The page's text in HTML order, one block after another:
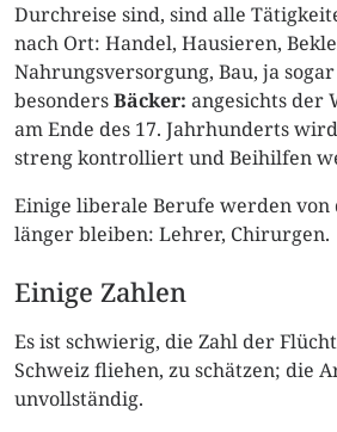
Durchreise sind, sind alle
nach Ort: Handel, Hausieren,
Nahrungsversorgung, Bau, ja
besondersBäcker: angesichts der
am Ende des 17. Jahrhunderts
streng kontrolliert und Beihilfen
Einige liberale Berufe werden von
länger bleiben: Lehrer, Chirurgen.
Einige Zahlen
Es ist schwierig, die Zahl der
Schweiz fliehen, zu schätzen; die
unvollständig.